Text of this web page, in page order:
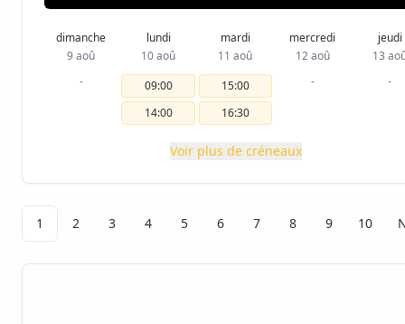
dimanche
9 aoû
-
lundi
10 aoû
09:00
14:00
mardi
11 aoû
15:00
16:30
mercredi
12 aoû
-
jeudi
13
-
Voir plus de créneaux
1 2 3 4 5 6 7 8 9 10